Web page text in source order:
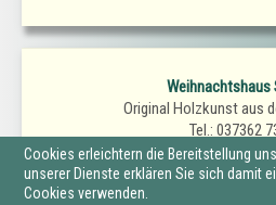
Weihnachtshaus
Original Holzkunst aus
Tel.: 037362
Fax.: 037362
E-Mail:
Cookies erleichtern die Bereitstellung
unserer Dienste erklären Sie sich damit
Cookies verwenden.